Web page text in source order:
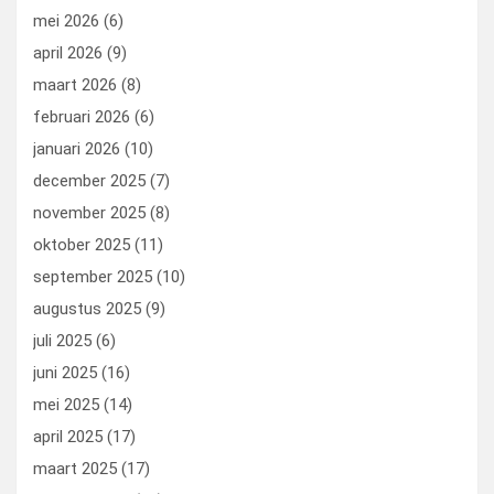
mei 2026 (6)
april 2026 (9)
maart 2026 (8)
februari 2026 (6)
januari 2026 (10)
december 2025 (7)
november 2025 (8)
oktober 2025 (11)
september 2025 (10)
augustus 2025 (9)
juli 2025 (6)
juni 2025 (16)
mei 2025 (14)
april 2025 (17)
maart 2025 (17)